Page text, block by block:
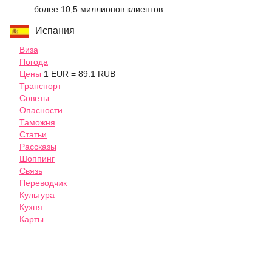
более 10,5 миллионов клиентов.
Испания
Виза
Погода
Цены 1 EUR = 89.1 RUB
Транспорт
Советы
Опасности
Таможня
Статьи
Рассказы
Шоппинг
Связь
Переводчик
Культура
Кухня
Карты